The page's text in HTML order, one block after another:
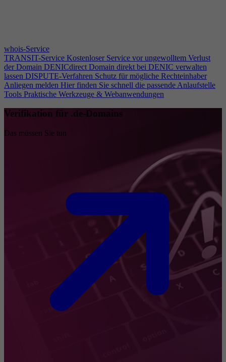
whois-Service
TRANSIT-Service Kostenloser Service vor ungewolltem Verlust
der Domain DENICdirect Domain direkt bei DENIC verwalten
lassen DISPUTE-Verfahren Schutz für mögliche Rechteinhaber
Anliegen melden Hier finden Sie schnell die passende Anlaufstelle
Tools Praktische Werkzeuge & Webanwendungen
Verifikation für .de-Domains
Das müssen Sie tun